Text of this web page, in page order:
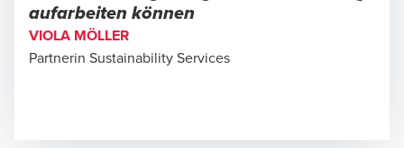
aufarbeiten können
VIOLA MÖLLER
Partnerin Sustainability Services